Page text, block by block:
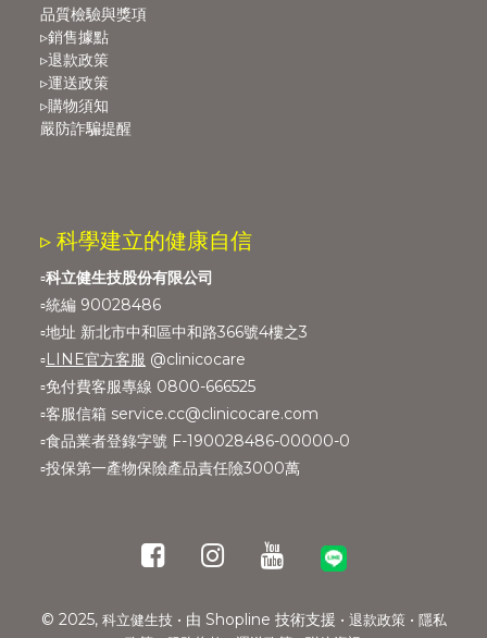
品質檢驗與獎項
▹銷售據點
▹退款政策
▹運送政策
▹購物須知
嚴防詐騙提醒
▹ 科學建立的健康自信
▫️科立健生技股份有限公司
▫️統編 90028486
▫️地址 新北市中和區中和路366號4樓之3
▫️LINE官方客服 @clinicocare
▫️免付費客服專線 0800-666525
▫️客服信箱 service.cc@clinicocare.com
▫️食品業者登錄字號 F-190028486-00000-0
▫️投保第一產物保險產品責任險3000萬
© 2025, 科立健生技• 由 Shopline 技術支援 • 退款政策• 隱私